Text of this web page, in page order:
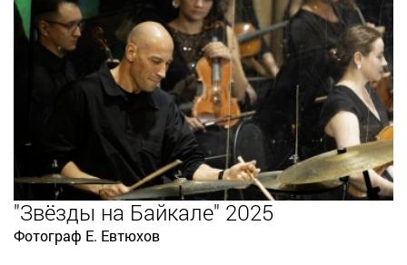
"Звёзды на Байкале" 2025
Фотограф Е. Евтюхов